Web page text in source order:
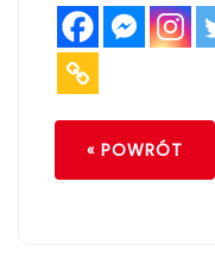
« POWRÓT